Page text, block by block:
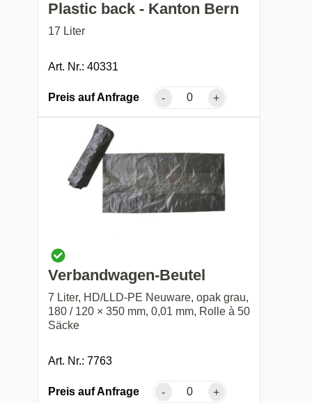
Plastic back - Kanton Bern
17 Liter
Art. Nr.: 40331
Preis auf Anfrage - +
Verbandwagen-Beutel
7 Liter, HD/LLD-PE Neuware, opak grau,
180 / 120 × 350 mm, 0,01 mm, Rolle à 50
Säcke
Art. Nr.: 7763
Preis auf Anfrage - +